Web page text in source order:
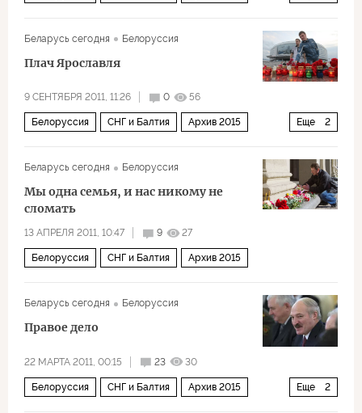
Беларусь сегодня
Белоруссия
Плач Ярославля
9 СЕНТЯБРЯ 2011, 11:26 0 56
Еще 2
Белоруссия СНГ и Балтия Архив 2015
Беларусь сегодня
Белоруссия
Мы одна семья, и нас никому не
сломать
13 АПРЕЛЯ 2011, 10:47 9 27
Белоруссия СНГ и Балтия Архив 2015
Беларусь сегодня Белоруссия
Правое дело
22 МАРТА 2011, 00:15 23 30
Еще 2
Белоруссия СНГ и Балтия Архив 2015